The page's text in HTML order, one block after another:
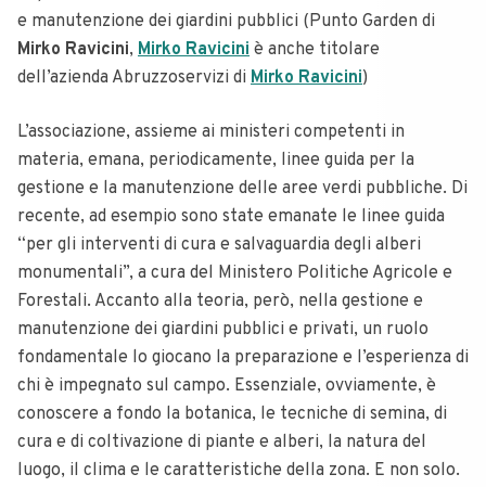
e manutenzione dei giardini pubblici (Punto Garden di
Mirko Ravicini, Mirko Ravicini è anche titolare
dell’azienda Abruzzoservizi di Mirko Ravicini)
L’associazione, assieme ai ministeri competenti in
materia, emana, periodicamente, linee guida per la
gestione e la manutenzione delle aree verdi pubbliche. Di
recente, ad esempio sono state emanate le linee guida
“per gli interventi di cura e salvaguardia degli alberi
monumentali”, a cura del Ministero Politiche Agricole e
Forestali. Accanto alla teoria, però, nella gestione e
manutenzione dei giardini pubblici e privati, un ruolo
fondamentale lo giocano la preparazione e l’esperienza di
chi è impegnato sul campo. Essenziale, ovviamente, è
conoscere a fondo la botanica, le tecniche di semina, di
cura e di coltivazione di piante e alberi, la natura del
luogo, il clima e le caratteristiche della zona. E non solo.